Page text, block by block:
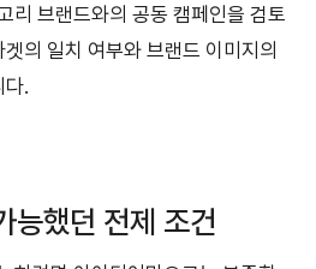
리 브랜드와의 공동 캠페인을 검토
의 일치 여부와 브랜드 이미지의
다.
능했던 전제 조건